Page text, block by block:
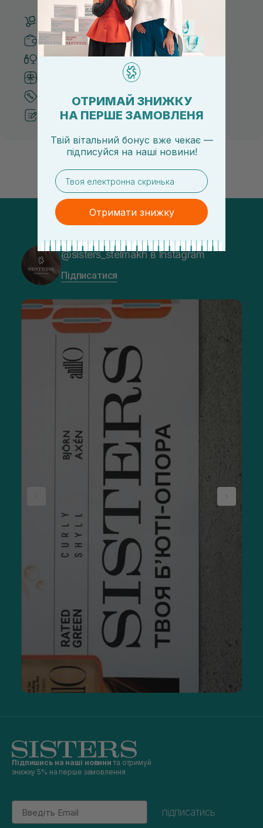
Безкоштовна доставка від 3000 UAH
Безпечні способи оплати
Тільки оригінальна косметика
Система бонусів та лояльності
Кращі ціни та топ товари
Рекомендації від косметологів
@sisters_stelmakh в Instagram
Підписатися
Підпишись на наші новини та отримуй
знижку 5% на перше замовлення
Email
підписатись
ОТРИМАЙ ЗНИЖКУ
НА ПЕРШЕ ЗАМОВЛЕНЯ
Твій вітальний бонус вже чекає —
підписуйся на наші новини!
email
Отримати знижку